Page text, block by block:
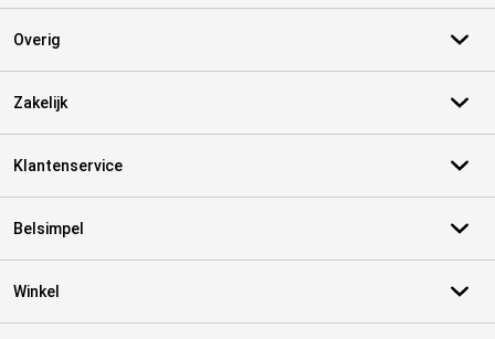
Overig
Zakelijk
Klantenservice
Belsimpel
Winkel